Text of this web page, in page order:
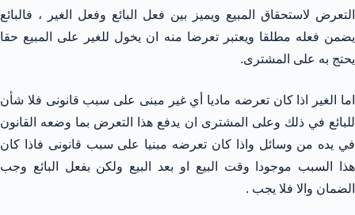
التعرض لاستحقاق المبيع ويميز بين فعل البائع وفعل الغير ، فالبائع
يضمن فعله مطلقا ويعتبر تعرضا منه ان يخول للغير على المبيع حقا
يحتج به على المشترى.
اما الغير اذا كان تعرضه ماديا أي غير مبنى على سبب قانونى فلا شأن
للبائع في ذلك وعلى المشترى ان يدفع هذا التعرض بما وضعه القانون
في يده من وسائل واذا كان تعرضه مبنيا على سبب قانونى فاذا كان
هذا السبب موجودا وقت البيع او بعد البيع ولكن بفعل البائع وجب
الضمان والا فلا يجب .